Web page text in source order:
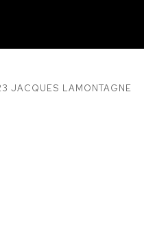
JACQUES LAMONTAGNE